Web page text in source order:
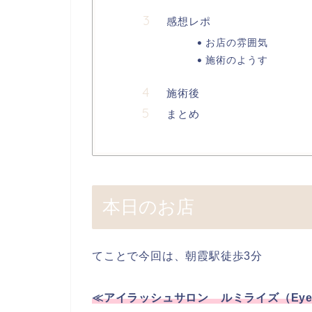
感想レポ
お店の雰囲気
施術のようす
施術後
まとめ
本日のお店
てことで今回は、朝霞駅徒歩3分
≪アイラッシュサロン ルミライズ（